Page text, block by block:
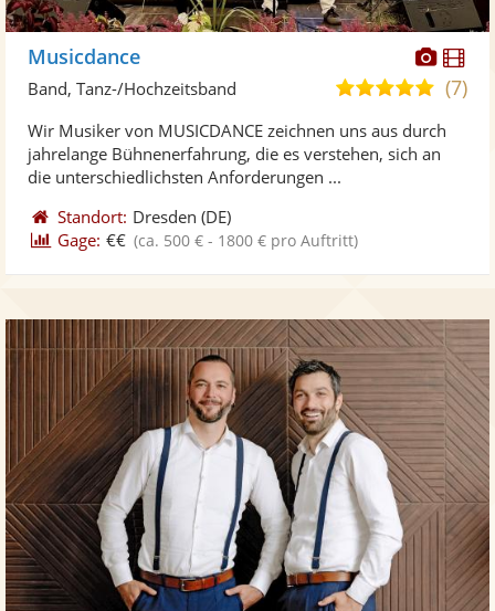
Fotos
Musicdance
5,0
5
(7)
Band, Tanz-/Hochzeitsband
Wir Musiker von MUSICDANCE zeichnen uns aus durch
jahrelange Bühnenerfahrung, die es verstehen, sich an
die unterschiedlichsten Anforderungen ...
Standort: Dresden (DE)
Gage: €€ (ca. 500 € - 1800 € pro Auftritt)